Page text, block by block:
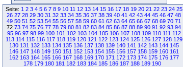
Seite: 1 2 3 4 5 6 7 8 9 10 11 12 13 14 15 16 17 18 19 20 21 22 23 24 25
26 27 28 29 30 31 32 33 34 35 36 37 38 39 40 41 42 43 44 45 46 47 48
49 50 51 52 53 54 55 56 57 58 59 60 61 62 63 64 65 66 67 68 69 70 71
72 73 74 75 76 77 78 79 80 81 82 83 84 85 86 87 88 89 90 91 92 93 94
95 96 97 98 99 100 101 102 103 104 105 106 107 108 109 110 111 112
113 114 115 116 117 118 119 120 121 122 123 124 125 126 127 128 129
130 131 132 133 134 135 136 137 138 139 140 141 142 143 144 145
146 147 148 149 150 151 152 153 154 155 156 157 158 159 160 161
162 163 164 165 166 167 168 169 170 171 172 173 174 175 176 177
178 179 180 181 182 183 184 185 186 187 188 189 190